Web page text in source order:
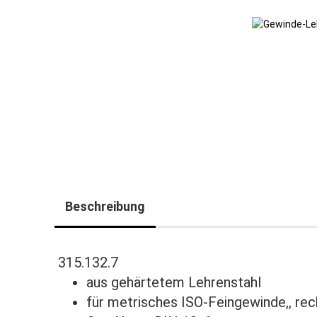
Beschreibung
315.132.7
aus gehärtetem Lehrenstahl
für metrisches ISO-Feingewinde,,